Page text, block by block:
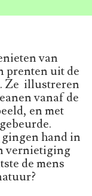
van
prenten uit de
Ze illustreren
vanaf de
en met
hand in
vernietiging
de mens